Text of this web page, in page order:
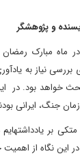
و پژوهشگر
ماه مبارک
بررسی نیاز به
خواهد بود. در
جنگ، ایرانی
بر
در این نگاه از